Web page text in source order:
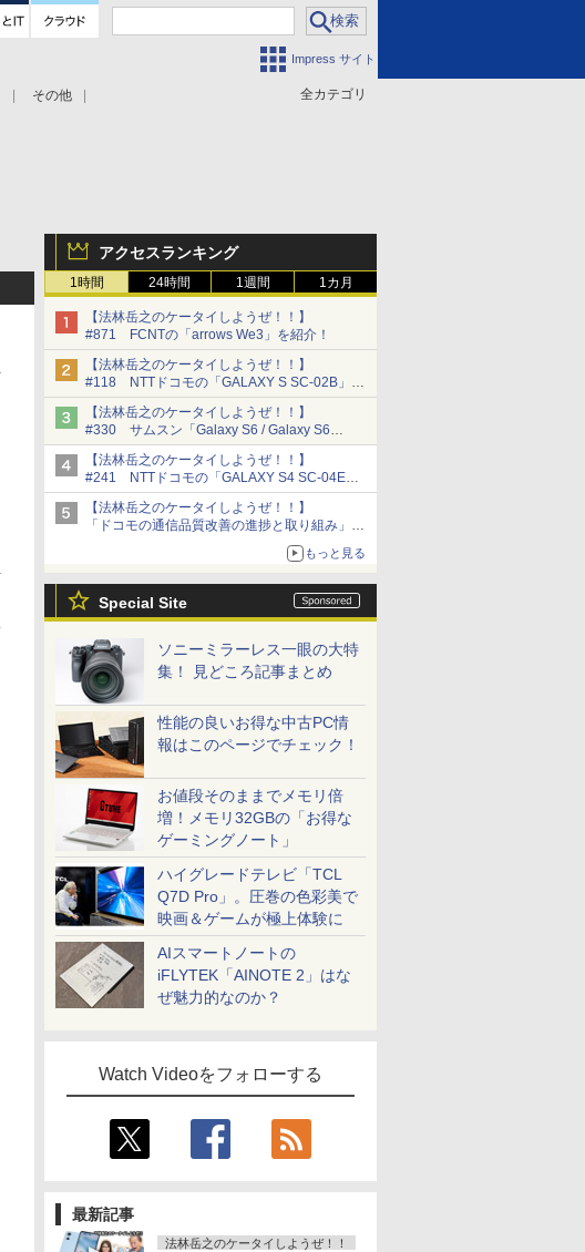
Impress サイト
全カテゴリ
その他
アクセスランキング
1時間 24時間 1週間 1カ月
【法林岳之のケータイしようぜ！！】
#871 FCNTの「arrows We3」を紹介！
【法林岳之のケータイしようぜ！！】
#118 NTTドコモの「GALAXY S SC-02B」を
紹介！
【法林岳之のケータイしようぜ！！】
#330 サムスン「Galaxy S6 / Galaxy S6
edge」特集!!
【法林岳之のケータイしようぜ！！】
#241 NTTドコモの「GALAXY S4 SC-04E」
を紹介！
【法林岳之のケータイしようぜ！！】
「ドコモの通信品質改善の進捗と取り組み」
もっと見る
Special Site
ソニーミラーレス一眼の大特
集！ 見どころ記事まとめ
性能の良いお得な中古PC情
報はこのページでチェック！
お値段そのままでメモリ倍
増！メモリ32GBの「お得な
ゲーミングノート」
ハイグレードテレビ「TCL
Q7D Pro」。圧巻の色彩美で
映画＆ゲームが極上体験に
AIスマートノートの
iFLYTEK「AINOTE 2」はな
ぜ魅力的なのか？
Watch Videoをフォローする
最新記事
法林岳之のケータイしようぜ！！